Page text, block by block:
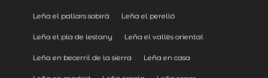
Leña el pallars sobirà Leña el perelló
Leña el pla de lestany Leña el vallès oriental
Leña en becerril de la sierra Leña en casa